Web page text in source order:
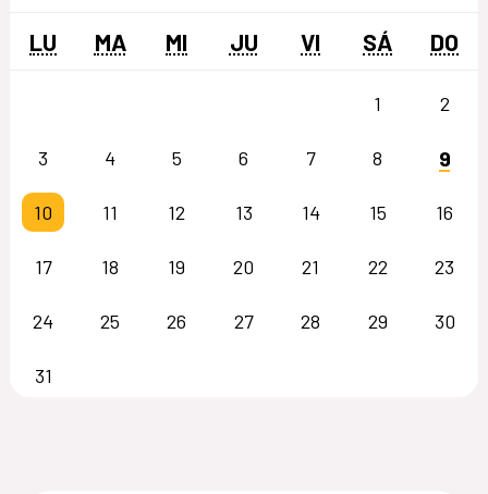
LU MA MI JU VI SÁ DO
1 2
3 4 5 6 7 8 9
10 11 12 13 14 15 16
17 18 19 20 21 22 23
24 25 26 27 28 29 30
31